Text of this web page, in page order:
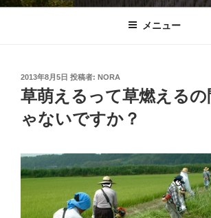
メニュー
投
稿
日:
2013年8月5日 投稿者: NORA
草萌えるって草燃えるの
ゃないですか？